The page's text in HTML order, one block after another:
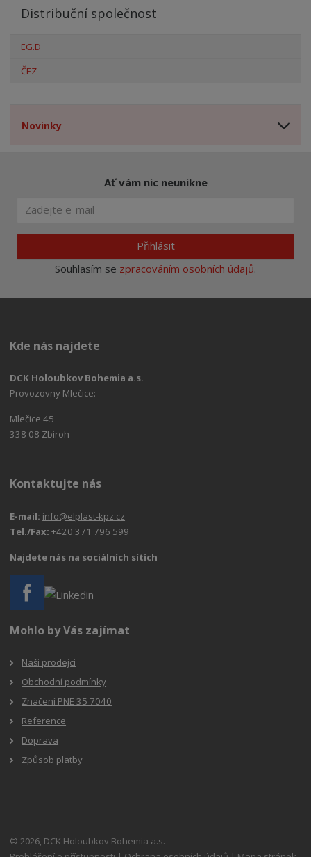
Distribuční společnost
EG.D
ČEZ
Novinky
Ať vám nic neunikne
Přihlásit
Souhlasím se zpracováním osobních údajů.
Kde nás najdete
DCK Holoubkov Bohemia a.s.
Provozovny Mlečice:
Mlečice 45
338 08 Zbiroh
Kontaktujte nás
E-mail: info@elplast-kpz.cz
Tel./Fax:+420 371 796 599
Najdete nás na sociálních sítích
Mohlo by Vás zajímat
Naši prodejci
Obchodní podmínky
Značení PNE 35 7040
Reference
Doprava
Způsob platby
© 2026, DCK Holoubkov Bohemia a.s.